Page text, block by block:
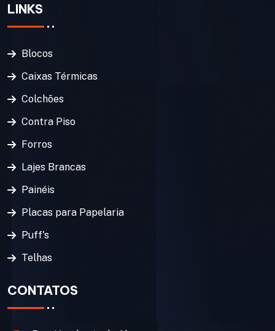
LINKS
Blocos
Caixas Térmicas
Colchões
Contra Piso
Forros
Lajes Brancas
Painéis
Placas para Papelaria
Puff's
Telhas
CONTATOS